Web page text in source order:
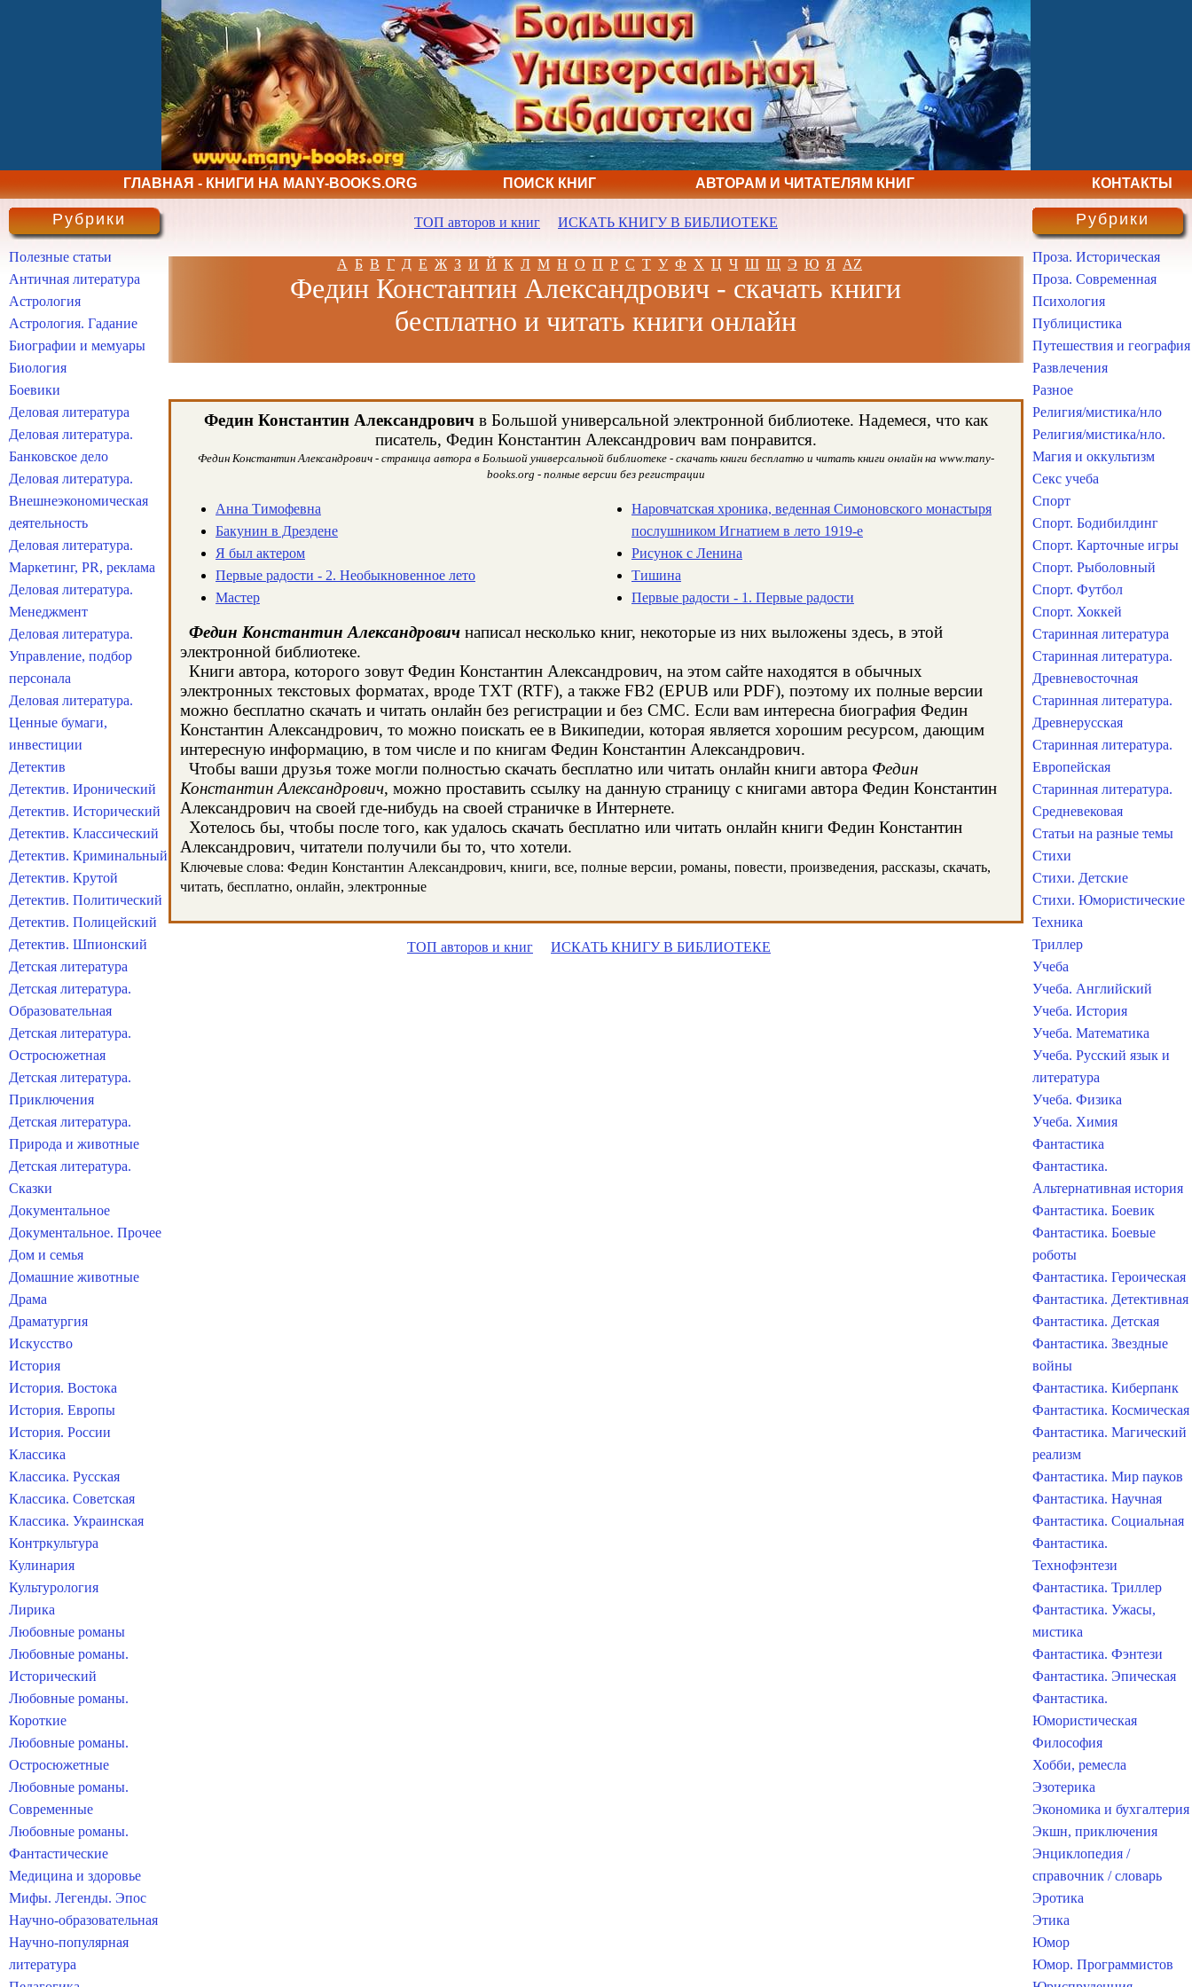
ГЛАВНАЯ - КНИГИ НА MANY-BOOKS.ORG ПОИСК КНИГ АВТОРАМ И ЧИТАТЕЛЯМ КНИГ КОНТАКТЫ
ТОП авторов и книг ИСКАТЬ КНИГУ В БИБЛИОТЕКЕ
А Б В Г Д Е Ж З И Й К Л М Н О П Р С Т У Ф Х Ц Ч Ш Щ Э Ю Я AZ
Федин Константин Александрович - скачать книги
бесплатно и читать книги онлайн
Федин Константин Александрович в Большой универсальной электронной библиотеке. Надемеся, что как
писатель, Федин Константин Александрович вам понравится.
Федин Константин Александрович - страница автора в Большой универсальной библиотеке - скачать книги бесплатно и читать книги онлайн на www.many-
books.org - полные версии без регистрации
Анна Тимофевна
Бакунин в Дрездене
Я был актером
Первые радости - 2. Необыкновенное лето
Мастер
Наровчатская хроника, веденная Симоновского монастыря
послушником Игнатием в лето 1919-е
Рисунок с Ленина
Тишина
Первые радости - 1. Первые радости
Федин Константин Александрович написал несколько книг, некоторые из них выложены здесь, в этой
электронной библиотеке.
Книги автора, которого зовут Федин Константин Александрович, на этом сайте находятся в обычных
электронных текстовых форматах, вроде TXT (RTF), а также FB2 (EPUB или PDF), поэтому их полные версии
можно бесплатно скачать и читать онлайн без регистрации и без СМС. Если вам интересна биография Федин
Константин Александрович, то можно поискать ее в Википедии, которая является хорошим ресурсом, дающим
интересную информацию, в том числе и по книгам Федин Константин Александрович.
Чтобы ваши друзья тоже могли полностью скачать бесплатно или читать онлайн книги автора Федин
Константин Александрович, можно проставить ссылку на данную страницу с книгами автора Федин Константин
Александрович на своей где-нибудь на своей страничке в Интернете.
Хотелось бы, чтобы после того, как удалось скачать бесплатно или читать онлайн книги Федин Константин
Александрович, читатели получили бы то, что хотели.
Ключевые слова: Федин Константин Александрович, книги, все, полные версии, романы, повести, произведения, рассказы, скачать,
читать, бесплатно, онлайн, электронные
ТОП авторов и книг ИСКАТЬ КНИГУ В БИБЛИОТЕКЕ
Рубрики
Полезные статьи
Античная литература
Астрология
Астрология. Гадание
Биографии и мемуары
Биология
Боевики
Деловая литература
Деловая литература.
Банковское дело
Деловая литература.
Внешнеэкономическая
деятельность
Деловая литература.
Маркетинг, PR, реклама
Деловая литература.
Менеджмент
Деловая литература.
Управление, подбор
персонала
Деловая литература.
Ценные бумаги,
инвестиции
Детектив
Детектив. Иронический
Детектив. Исторический
Детектив. Классический
Детектив. Криминальный
Детектив. Крутой
Детектив. Политический
Детектив. Полицейский
Детектив. Шпионский
Детская литература
Детская литература.
Образовательная
Детская литература.
Остросюжетная
Детская литература.
Приключения
Детская литература.
Природа и животные
Детская литература.
Сказки
Документальное
Документальное. Прочее
Дом и семья
Домашние животные
Драма
Драматургия
Искусство
История
История. Востока
История. Европы
История. России
Классика
Классика. Русская
Классика. Советская
Классика. Украинская
Контркультура
Кулинария
Культурология
Лирика
Любовные романы
Любовные романы.
Исторический
Любовные романы.
Короткие
Любовные романы.
Остросюжетные
Любовные романы.
Современные
Любовные романы.
Фантастические
Медицина и здоровье
Мифы. Легенды. Эпос
Научно-образовательная
Научно-популярная
литература
Рубрики
Проза. Историческая
Проза. Современная
Психология
Публицистика
Путешествия и география
Развлечения
Разное
Религия/мистика/нло
Религия/мистика/нло.
Магия и оккультизм
Секс учеба
Спорт
Спорт. Бодибилдинг
Спорт. Карточные игры
Спорт. Рыболовный
Спорт. Футбол
Спорт. Хоккей
Старинная литература
Старинная литература.
Древневосточная
Старинная литература.
Древнерусская
Старинная литература.
Европейская
Старинная литература.
Средневековая
Статьи на разные темы
Стихи
Стихи. Детские
Стихи. Юмористические
Техника
Триллер
Учеба
Учеба. Английский
Учеба. История
Учеба. Математика
Учеба. Русский язык и
литература
Учеба. Физика
Учеба. Химия
Фантастика
Фантастика.
Альтернативная история
Фантастика. Боевик
Фантастика. Боевые
роботы
Фантастика. Героическая
Фантастика. Детективная
Фантастика. Детская
Фантастика. Звездные
войны
Фантастика. Киберпанк
Фантастика. Космическая
Фантастика. Магический
реализм
Фантастика. Мир пауков
Фантастика. Научная
Фантастика. Социальная
Фантастика.
Технофэнтези
Фантастика. Триллер
Фантастика. Ужасы,
мистика
Фантастика. Фэнтези
Фантастика. Эпическая
Фантастика.
Юмористическая
Философия
Хобби, ремесла
Эзотерика
Экономика и бухгалтерия
Экшн, приключения
Энциклопедия /
справочник / словарь
Эротика
Этика
Юмор
Юмор. Программистов